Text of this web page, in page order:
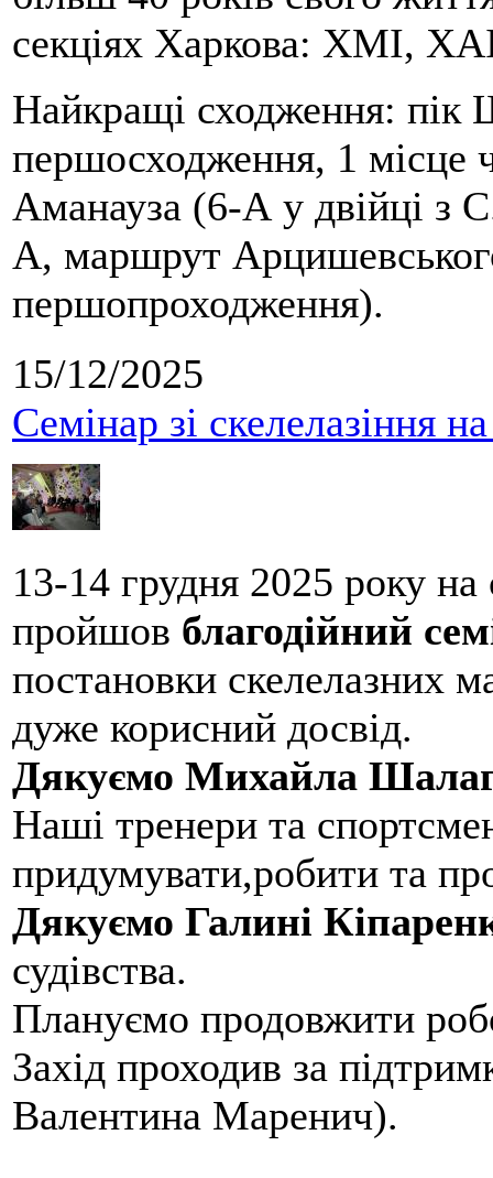
секціях Харкова: ХМІ,
Найкращі сходження: пік
першосходження, 1 місце
Аманауза (6-А у двійці з
А, маршрут
першопроходження).
15/12/2025
Семінар зі скелелазіння
13-14 грудня 2025 року
пройшов благодійний
постановки скелелазних
дуже корисний досвід.
Дякуємо Михайла
Наші тренери та
придумувати,робити та
Дякуємо Галині
судівства.
Плануємо продовжити
Захід проходив за
Валентина Маренич).